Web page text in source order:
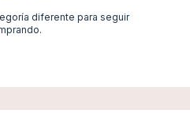
diferente para seguir